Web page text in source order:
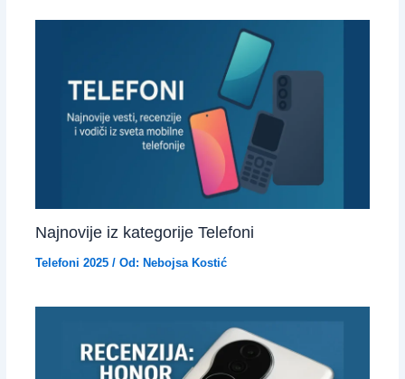
Najnovije iz kategorije Telefoni
Telefoni 2025/ Od: Nebojsa Kostić